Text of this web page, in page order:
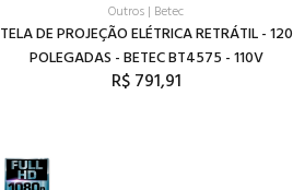
Outros | Betec
TELA DE PROJEÇÃO ELÉTRICA RETRÁTIL - 120
POLEGADAS - BETEC BT4575 - 110V
R$ 791,91